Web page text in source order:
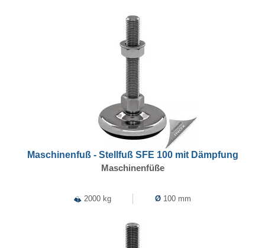
Maschinenfuß - Stellfuß SFE 100 mit Dämpfung
Maschinenfüße
2000 kg Ø 100 mm